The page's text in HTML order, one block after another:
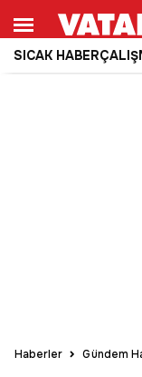
SICAK HABER
Haberler Gündem